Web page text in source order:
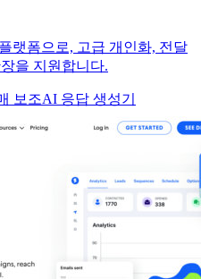
랫폼으로, 고급 개인화, 전달
을 지원합니다.
보조AI 응답 생성기